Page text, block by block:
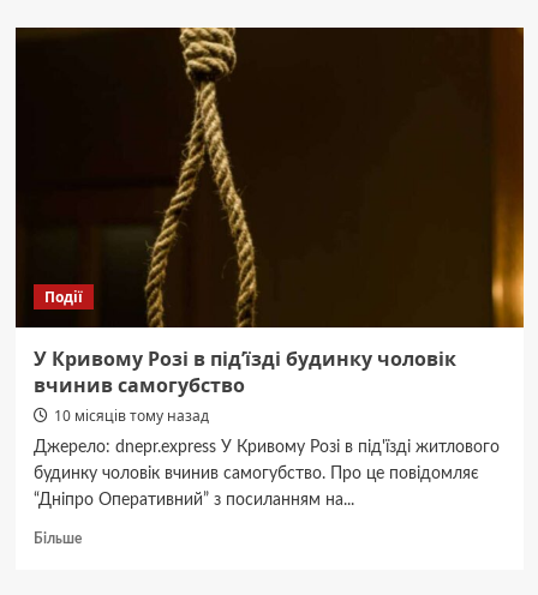
літо
Події
У Кривому Розі в під’їзді будинку чоловік
вчинив самогубство
10 місяців тому назад
Джерело: dnepr.express У Кривому Розі в під'їзді житлового
будинку чоловік вчинив самогубство. Про це повідомляє
“Дніпро Оперативний” з посиланням на...
БільшеДокладніше